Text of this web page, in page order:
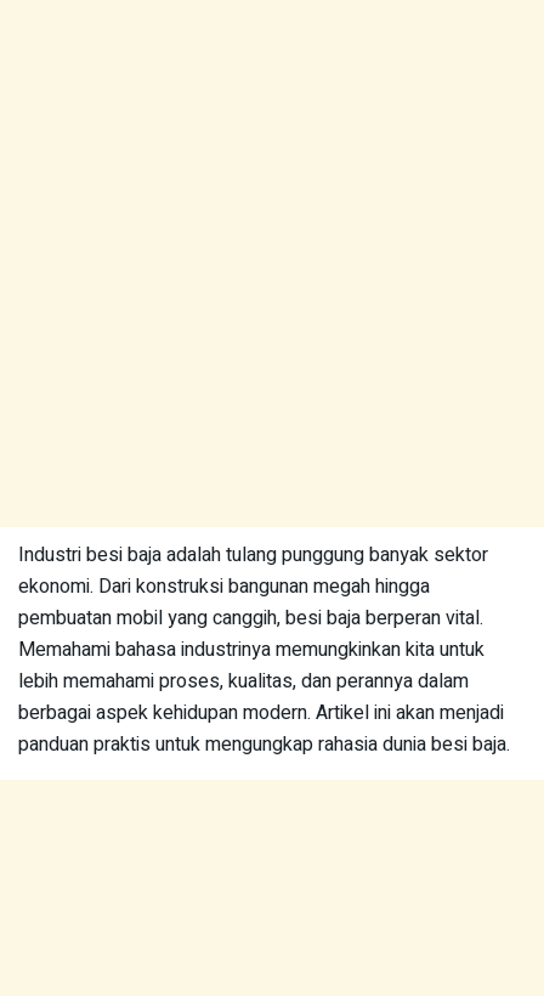
Industri besi baja adalah tulang punggung banyak sektor
ekonomi. Dari konstruksi bangunan megah hingga
pembuatan mobil yang canggih, besi baja berperan vital.
Memahami bahasa industrinya memungkinkan kita untuk
lebih memahami proses, kualitas, dan perannya dalam
berbagai aspek kehidupan modern. Artikel ini akan menjadi
panduan praktis untuk mengungkap rahasia dunia besi baja.